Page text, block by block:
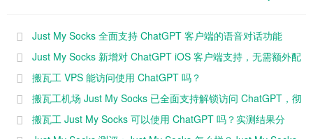
对话功能
（Voice
客户端支持，
置，直接使用
即可
支持解锁访问
底告别
denied 问
题！
Just My Socks 全面支持 ChatGPT 客户端的语音对话功能
（Voice chat）
Just My Socks 新增对 ChatGPT iOS 客户端支持，无需额外配
置，直接使用即可
搬瓦工 VPS 能访问使用 ChatGPT 吗？
搬瓦工机场 Just My Socks 已全面支持解锁访问 ChatGPT，彻
底告别 Access denied 问题！
搬瓦工 Just My Socks 可以使用 ChatGPT 吗？实测结果分